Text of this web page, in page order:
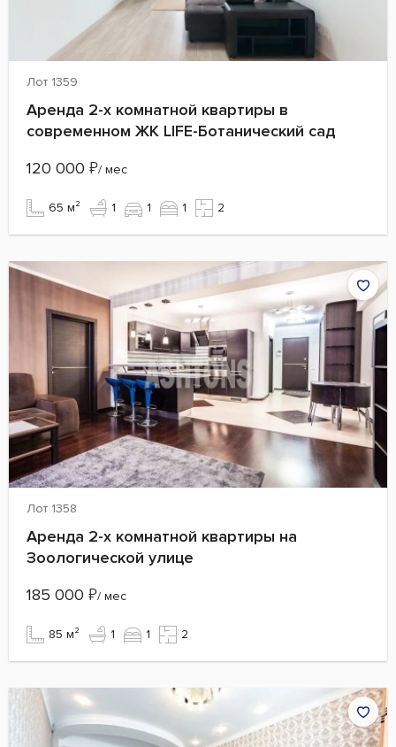
Лот 1359
Аренда 2-х комнатной квартиры в
современном ЖК LIFE-Ботанический сад
120 000 ₽/ мес
65 м² 1 1 1 2
Лот 1358
Аренда 2-х комнатной квартиры на
Зоологической улице
185 000 ₽/ мес
85 м² 1 1 2